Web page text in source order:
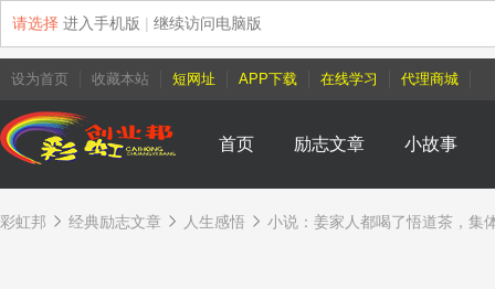
请选择 进入手机版 | 继续访问电脑版
设为首页 收藏本站 短网址 APP下载 在线学习 代理商城
首页 励志文章 小故事
彩虹邦 经典励志文章 人生感悟 小说：姜家人都喝了悟道茶，集